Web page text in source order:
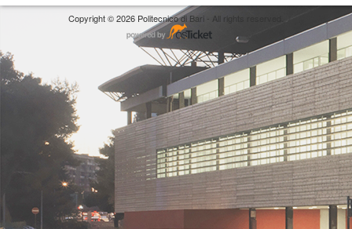
Copyright © 2026 Politecnico di Bari - All rights reserved.